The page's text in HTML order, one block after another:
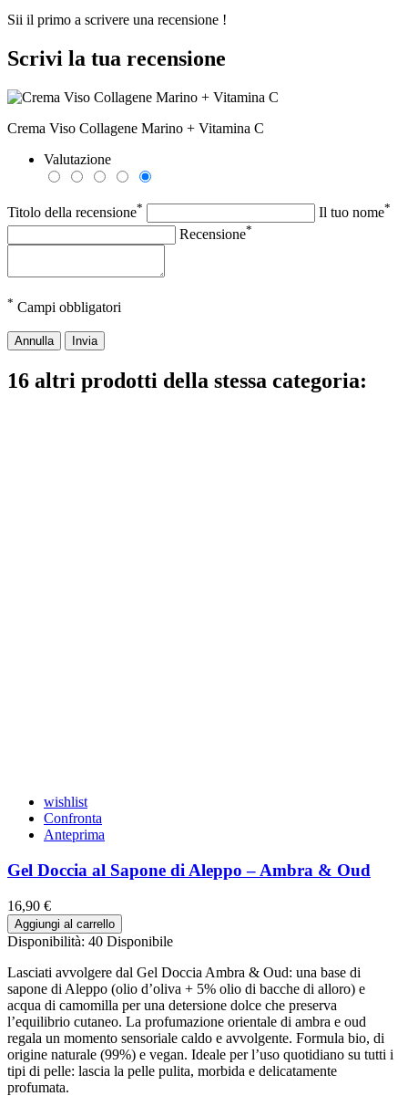
Sii il primo a scrivere una recensione !
Scrivi la tua recensione
Crema Viso Collagene Marino + Vitamina C
Valutazione
Titolo della recensione* Il tuo nome*
Recensione*
* Campi obbligatori
Annulla Invia
16 altri prodotti della stessa categoria:
wishlist
Confronta
Anteprima
Gel Doccia al Sapone di Aleppo – Ambra & Oud
16,90 €
Aggiungi al carrello
Disponibilità: 40 Disponibile
Lasciati avvolgere dal Gel Doccia Ambra & Oud: una base di
sapone di Aleppo (olio d’oliva + 5% olio di bacche di alloro) e
acqua di camomilla per una detersione dolce che preserva
l’equilibrio cutaneo. La profumazione orientale di ambra e oud
regala un momento sensoriale caldo e avvolgente. Formula bio, di
origine naturale (99%) e vegan. Ideale per l’uso quotidiano su tutti i
tipi di pelle: lascia la pelle pulita, morbida e delicatamente
profumata.